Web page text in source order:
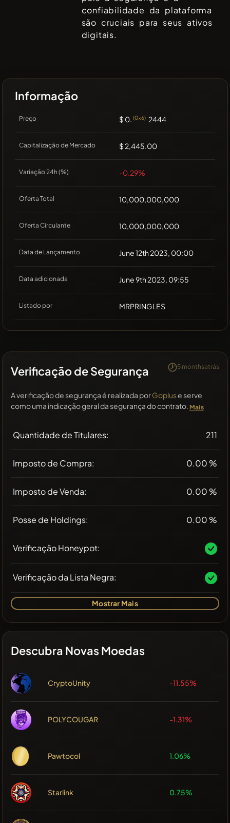
confiabilidade da plataforma
são cruciais para seus ativos
digitais.
Informação
Preço $ 0. (0x6) 2444
Capitalização de Mercado $ 2,445.00
Variação 24h (%) -0.29%
Oferta Total 10,000,000,000
Oferta Circulante 10,000,000,000
Data de Lançamento June 12th 2023, 00:00
Data adicionada June 9th 2023, 09:55
Listado por MRPRINGLES
Verificação de Segurança 5 monthsatrás
A verificação de segurança é realizada porGopluse serve
como uma indicação geral da segurança do contrato. Mais
Quantidade de Titulares: 211
Imposto de Compra: 0.00 %
Imposto de Venda: 0.00 %
Posse de Holdings: 0.00 %
Verificação Honeypot:
Verificação da Lista Negra:
Mostrar Mais
Descubra Novas Moedas
CryptoUnity -11.55%
POLYCOUGAR -1.31%
Pawtocol 1.06%
Starlink 0.75%